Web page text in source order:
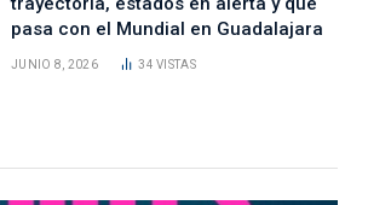
pasa con el Mundial en Guadalajara
JUNIO 8, 2026 34VISTAS